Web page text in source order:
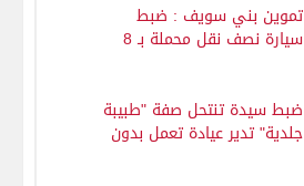
تموين بني سويف : ضبط
سيارة نصف نقل محملة بـ 8
ضبط سيدة تنتحل صفة "طبيبة
جلدية" تدير عيادة تعمل بدون